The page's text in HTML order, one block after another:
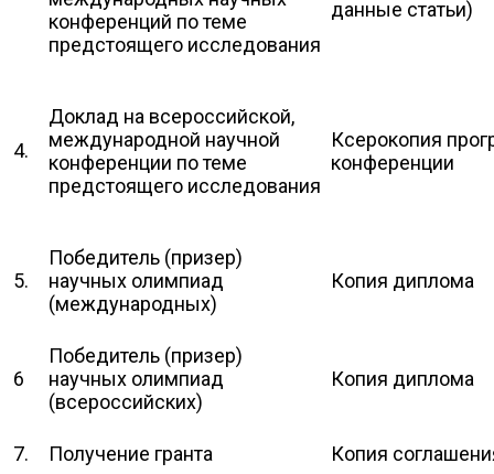
конференций по теме
предстоящего исследования
данные статьи)
4.
Доклад на всероссийской,
международной научной
конференции по теме
предстоящего исследования
Ксерокопия
конференции
5.
Победитель (призер)
научных олимпиад
(международных)
Копия диплома
6
Победитель (призер)
научных олимпиад
(всероссийских)
Копия диплома
7. Получение гранта Копия